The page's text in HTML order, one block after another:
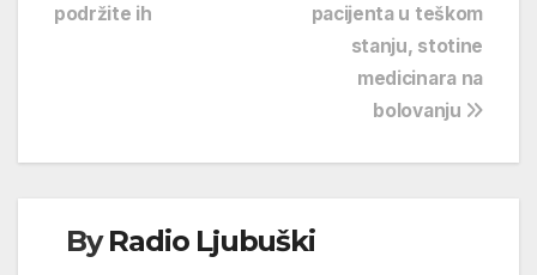
pacijenta u teškom
stanju, stotine
medicinara na
bolovanju
podržite ih
ByRadio Ljubuški